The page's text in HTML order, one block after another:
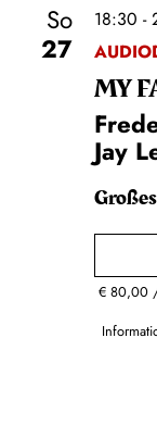
So
27
18:30 -
MY
Jay
€80,00